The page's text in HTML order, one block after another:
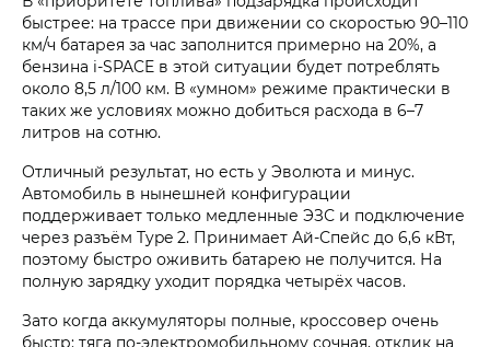
быстрее: на трассе при движении со скоростью 90–110
км/ч батарея за час заполнится примерно на 20%, а
бензина i‑SPACE в этой ситуации будет потреблять
около 8,5 л/100 км. В «умном» режиме практически в
таких же условиях можно добиться расхода в 6–7
литров на сотню.
Отличный результат, но есть у Эволюта и минус.
Автомобиль в нынешней конфигурации
поддерживает только медленные ЭЗС и подключение
через разъём Type 2. Принимает Ай-Спейс до 6,6 кВт,
поэтому быстро оживить батарею не получится. На
полную зарядку уходит порядка четырёх часов.
Зато когда аккумуляторы полные, кроссовер очень
быстр: тяга по-электромобильному сочная, отклик на